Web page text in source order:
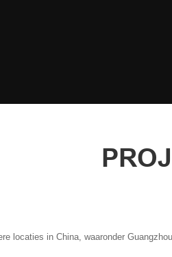
locaties in China, waaronder